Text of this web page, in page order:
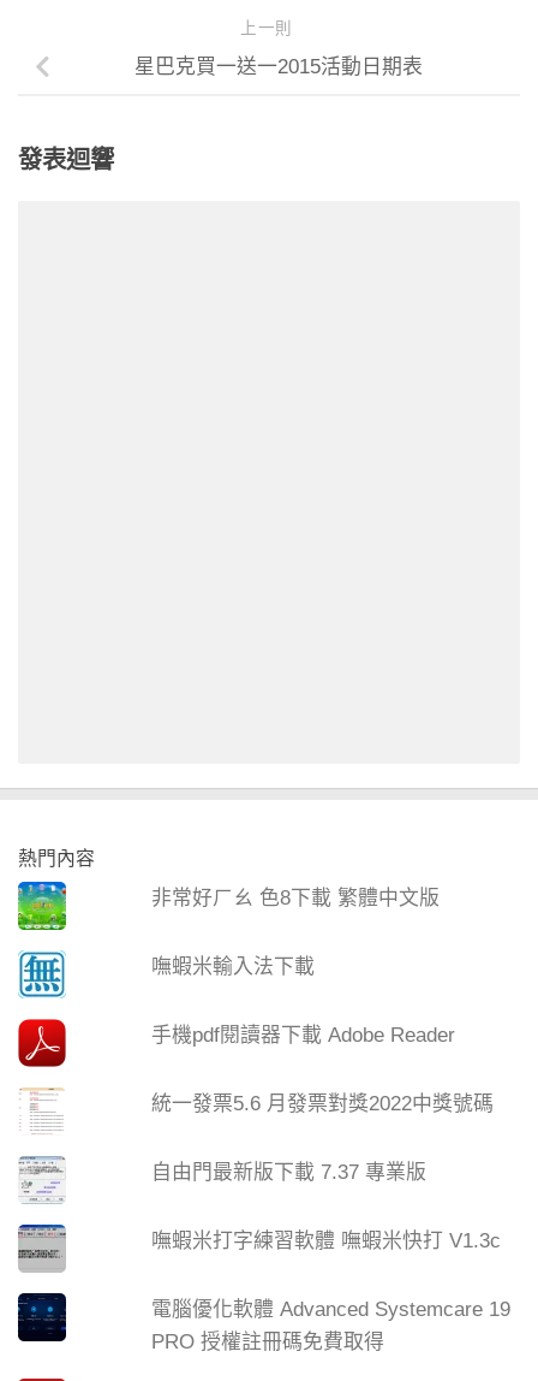
上一則
星巴克買一送一2015活動日期表
發表迴響
熱門內容
非常好ㄏㄠ 色8下載 繁體中文版
嘸蝦米輸入法下載
手機pdf閱讀器下載 Adobe Reader
統一發票5.6 月發票對獎2022中獎號碼
自由門最新版下載 7.37 專業版
嘸蝦米打字練習軟體 嘸蝦米快打 V1.3c
電腦優化軟體 Advanced Systemcare 19
PRO 授權註冊碼免費取得